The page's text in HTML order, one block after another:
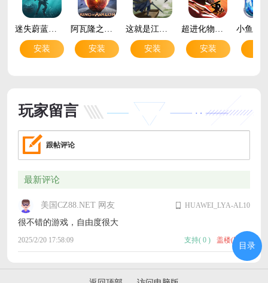
安装 安装 安装 安装
玩家留言
跟帖评论
最新评论
美国CZ88.NET 网友
2025/2/20 17:58:09
很不错的游戏，自由度很大
HUAWEI_LYA-AL10
支持( 0) 盖楼(回复)
目录